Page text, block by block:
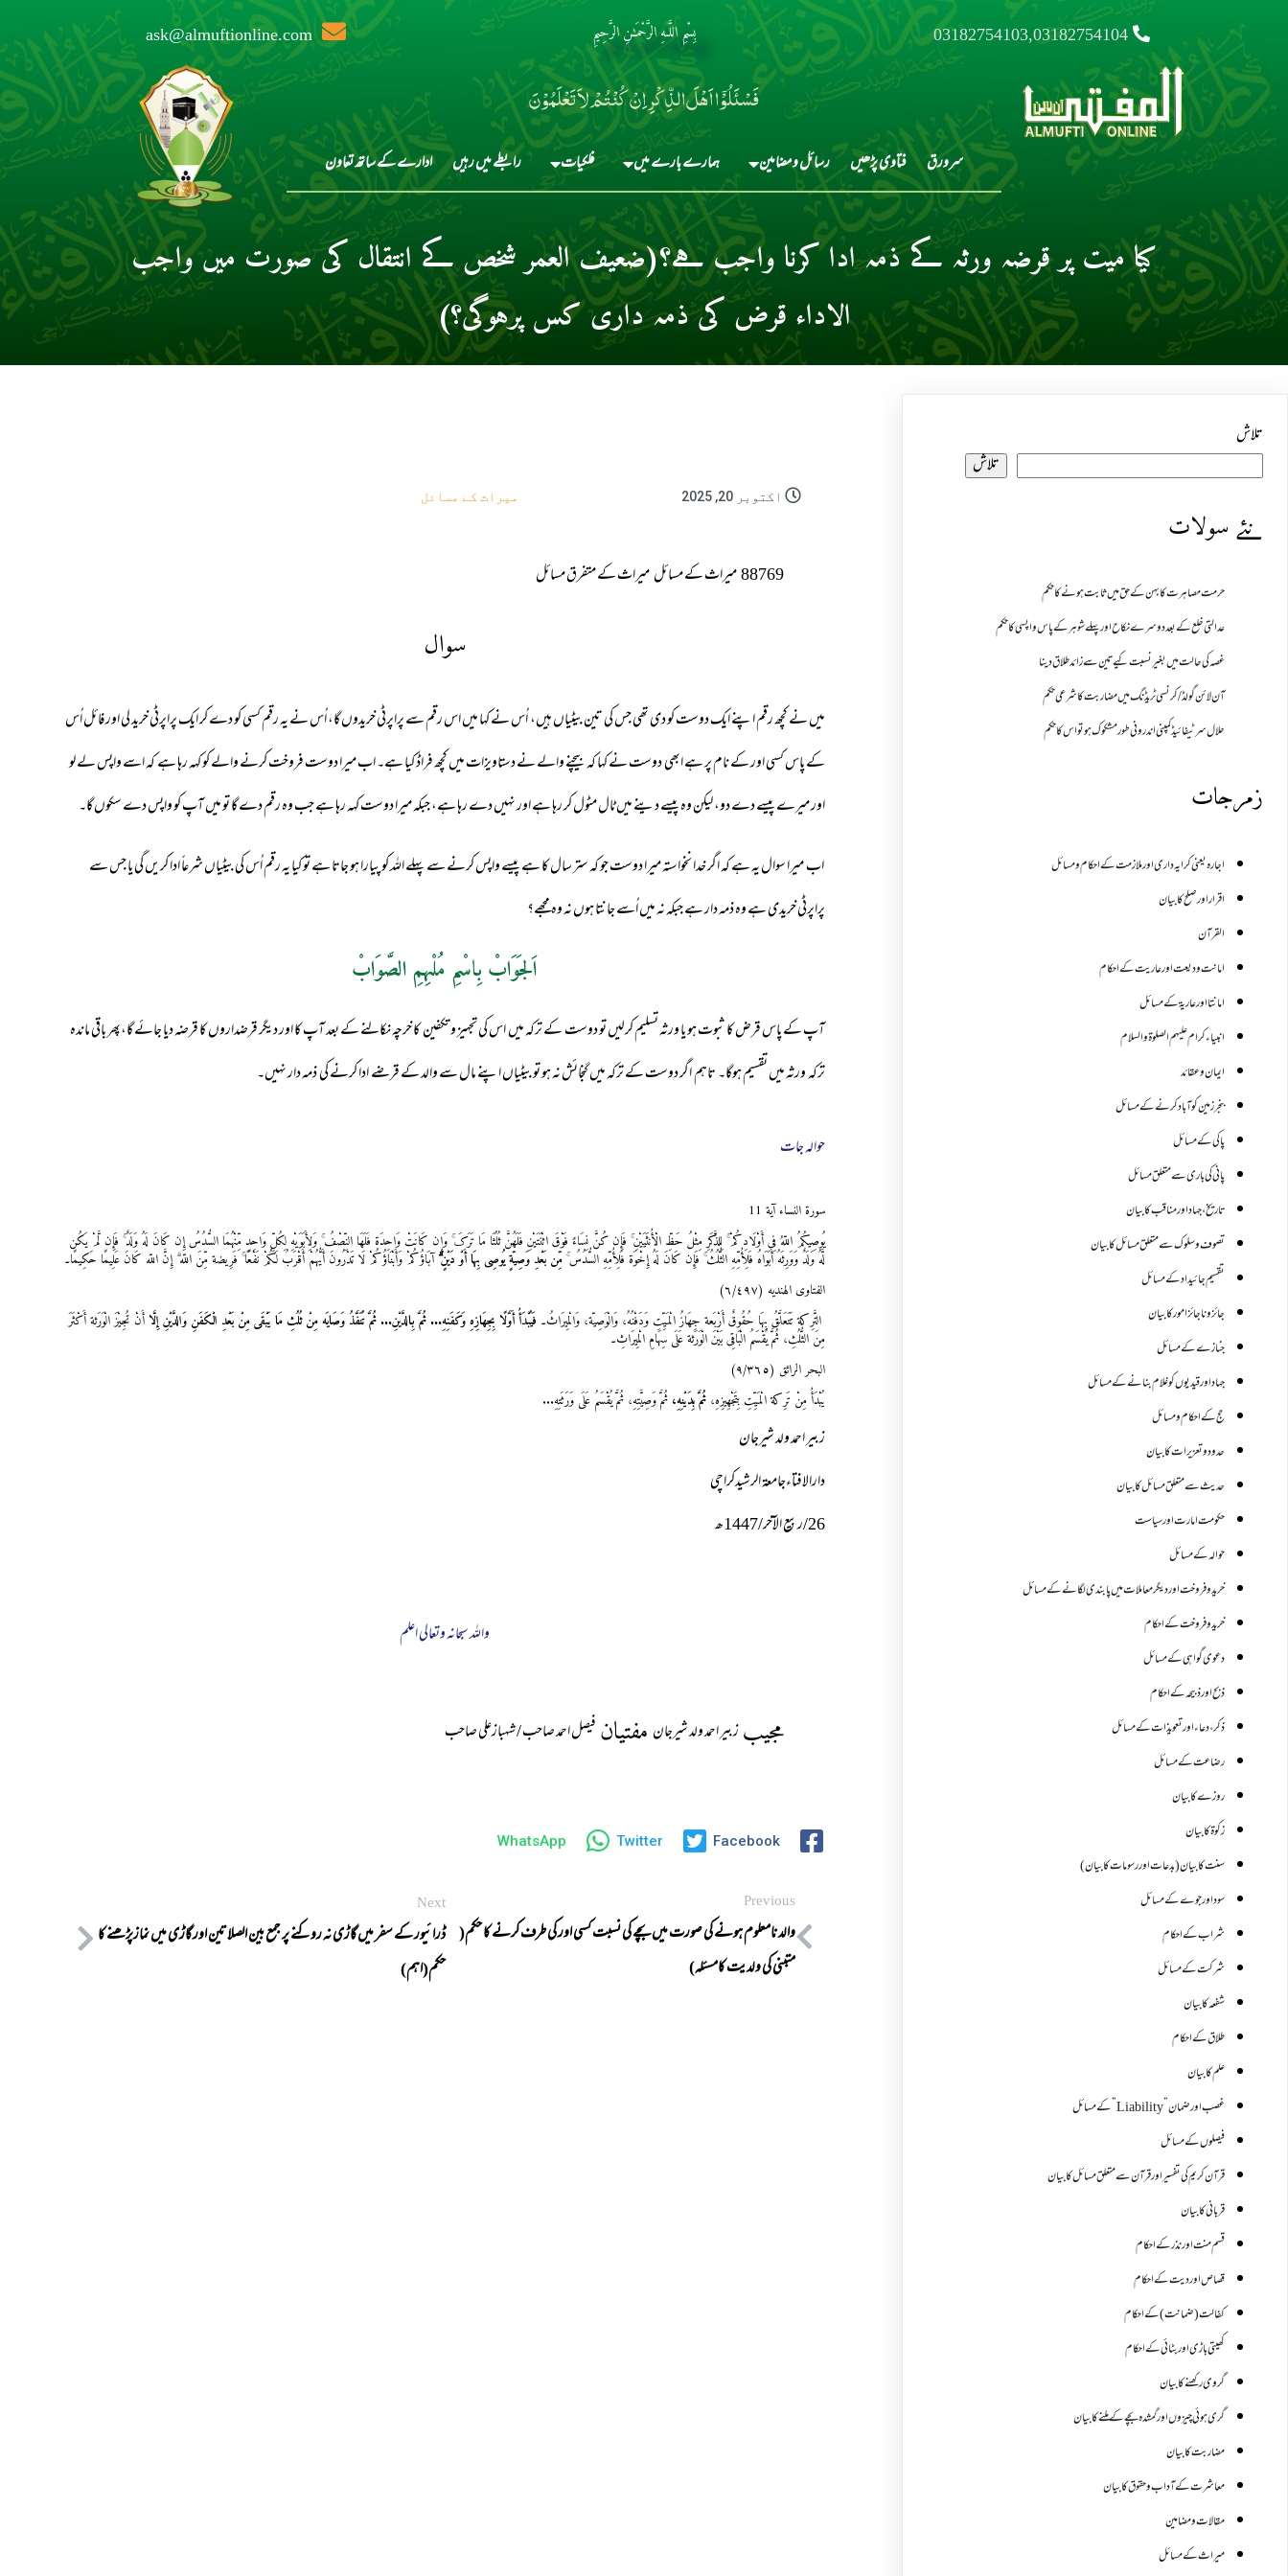
03182754103,03182754104 بِسْمِ اللَّـهِ الرَّحْمَـٰنِ الرَّحِيمِ ask@almuftionline.com
فَسْئَلُوْٓا اَہْلَ الذِّکْرِ اِنْ کُنْتُمْ لاَ تَعْلَمُوْنَ
سرورق فتاوی پڑھیں رسائل و مضامین ہمارے بارے میں فلکیات رابطے میں رہیں ادارے کے ساتھ تعاون
کیا میت پر قرضہ ورثہ کے ذمہ ادا کرنا واجب ہے؟(ضعیف العمر شخص کے انتقال کی صورت میں واجب
الاداء قرض کی ذمہ داری کس پرہوگی؟)
اکتوبر 20, 2025 میراث کے مسائل
88769میراث کے مسائلمیراث کے متفرق مسائل
سوال
میں نے کچھ رقم اپنے ایک دوست کو دی تھی جس کی تین بیٹیاں ہیں، اُس نے کہا میں اس رقم سے پراپرٹی خریدوں گا، اُس نے یہ رقم کسی کو دے کر ایک پراپرٹی خرید لی اور فائل اُس
کے پاس کسی اور کے نام پر ہے ابھی دوست نے کہا کہ بیچنے والے نے دستاویزات میں کچھ فراڈ کیا ہے۔ اب میرا دوست فروخت کرنے والے کو کہہ رہا ہے کہ اسے واپس لے لو
اور میرے پیسے دے دو، لیکن وہ پیسے دینے میں ٹال مٹول کر رہا ہے اور نہیں دے رہا ہے، جبکہ میرا دوست کہہ رہا ہے جب وہ رقم دے گا تو میں آپ کو واپس دے سکوں گا۔
اب میرا سوال یہ ہے کہ اگر خدا نخواستہ میرا دوست جو کہ ستر سال کا ہے پیسے واپس کرنے سے پہلے اللہ کو پیارا ہو جاتا ہے تو کیا یہ رقم اُس کی بیٹیاں شرعاً ادا کریں گی یا جس سے
پراپرٹی خریدی ہے وہ ذمہ دار ہے جبکہ نہ میں اُسے جانتا ہوں نہ وہ مجھے؟
اَلجَوَابْ بِاسْمِ مُلْہِمِ الصَّوَابْ
آپ کے پاس قرض کا ثبوت ہو یا ورثہ تسلیم کرلیں تو دوست کے ترکہ میں اس کی تجہیز و تکفین کا خرچہ نکالنے کے بعد آپ کا اور دیگر قرضداروں کا قرضہ دیا جائے گا،پھر باقی ماندہ
ترکہ ورثہ میں تقسیم ہوگا۔ تاہم اگر دوست کے ترکہ میں گنجائش نہ ہو تو بیٹیاں اپنے مال سے والد کے قرضے ادا کرنے کی ذمہ دار نہیں۔
حوالہ جات
سورۃ النساء آية 11
یُوصِیکُمُ اللّهُ فِی أَوْلَادِکُمْ ۚ لِلذَّکَرِ مِثْلُ حَظِّ الْأُنثَیَیْنِ ۚ فَإِن کُنَّ نِسَاءً فَوْقَ اثْنَتَیْنِ فَلَهُنَّ ثُلُثَا مَا تَرَکَ ۚ وَإِن کَانَتْ وَاحِدَۃ فَلَهَا النِّصْفُ ۚ وَلِأَبَوَیْهِ لِکُلِّ وَاحِدٍ مِّنْهُمَا السُّدُسُ إِن کَانَ لَهُ وَلَدٌ ۚ فَإِن لَّمْ یَکُن
لَّهُ وَلَدٌ وَوَرِثَهُ أَبَوَاهُ فَلِأُمِّهِ الثُّلُثُ ۚ فَإِن کَانَ لَهُ إِخْوَۃ فَلِأُمِّهِ السُّدُسُ ۚمِّن بَعْدِ وَصِیّةٍ یُوصِی بِهَا أَوْ دَیْنٍ ۗآبَاؤُکُمْ وَأَبْنَاؤُکُمْ لَا تَدْرُونَ أَیُّهُمْ أَقْرَبُ لَکُمْ نَفْعًا ۚ فَرِیضة مِّنَ اللّه ۗ إِنَّ اللّه کَانَ عَلِیمًا حَکِیمًا۔
الفتاوی الهنديه (٦/٤٩٧)
التَّرِکة تَتَعَلَّقُ بِهَا حُقُوقٌ أَرْبَعة جِهَازُ الْمَیِّتِ وَدَفْنُهُ، وَالْوَصِیّة، وَالْمِیرَاثُ۔ فَیُبْدَأُ أَوَّلًا بِجِهَازِهِ وَکَفَنِهِ... ثُمَّ بِالدَّیْنِ... ثُمَّ تُنَفَّذُ وَصَایَه مِنْ ثُلُثِ مَا یَبْقَی مِنْ بَعْدِ الْکَفَنِ وَالدَّیْنِ إِلَّاأَنْ تُجِیْزَ الْوَرَثة أَکْثَرَ
مِنَ الثُّلُثِ، ثُمَّ یُقْسَمُ الْبَاقِی بَیْنَ الْوَرَثة عَلَی سِهَامِ الْمِیرَاثِ۔
البحر الرائق (٩/٣٦٥)
یُبْدَأُ مِنْ تَرِکة الْمَیِّتِ بِتَجْهِیزِهِ،ثُمَّ بِدَیْنِهِ، ثُمَّ وَصِیَّتِهِ، ثُمَّ یُقْسَمُ عَلَی وَرَثَتِهِ...
زبیر احمد ولد شیرجان
دارالافتاءجامعۃ الرشیدکراچی
26/ربیع الآخر/1447ھ
واللہ سبحانہ وتعالی اعلم
مجیبزبیر احمد ولد شیرجان مفتیان فیصل احمد صاحب / شہبازعلی صاحب
Facebook
Twitter
WhatsApp
Previous
والد نامعلوم ہونے کی صورت میں بچے کی نسبت کسی اور کی طرف کرنے کا حکم(
متبنی کی ولدیت کامسئلہ)
Next
ڈرائیور کے سفر میں گاڑی نہ روکنے پر جمع بین الصلاتین اور گاڑی میں نمازپڑھنے کا
حکم(اہم)
تلاش
تلاش
نئے سولات
حرمت مصاہرت کا بہن کے حق میں ثابت ہونے کا حکم
عدالتی خلع کے بعد دوسرے نکاح اور پہلے شوہر کے پاس واپسی کا حکم
غصہ کی حالت میں بغیر نسبت کیے تین سے زائد طلاق دینا
آن لائن گولڈ /کرنسی ٹریڈنگ میں مضاربت کا شرعی حکم
حلال سرٹیفائیڈ کمپنی اندرونی طور مشکوک ہو تو اس کا حکم
زمرجات
اجارہ یعنی کرایہ داری اور ملازمت کے احکام و مسائل
اقرار اور صلح کا بیان
القرآن
امانت ودیعت اورعاریت کے احکام
امانتا اور عاریة کے مسائل
انبیاء کرام علیہم الصلوۃ والسلام
ایمان وعقائد
بنجر زمین کو آباد کرنے کے مسائل
پاکی کے مسائل
پانی کی باری سے متعلق مسائل
تاریخ،جہاد اور مناقب کا بیان
تصوف و سلوک سے متعلق مسائل کا بیان
تقسیم جائیداد کے مسائل
جائز و ناجائزامور کا بیان
جنازے کےمسائل
جہاد اور قیدیوں کو غلام بنانے کے مسائل
حج کے احکام ومسائل
حدود و تعزیرات کا بیان
حدیث سے متعلق مسائل کا بیان
حکومت امارت اور سیاست
حوالہ کے مسائل
خرید و فروخت اور دیگر معاملات میں پابندی لگانے کے مسائل
خرید و فروخت کے احکام
دعوی گواہی کے مسائل
ذبح اور ذبیحہ کے احکام
ذکر،دعاء اور تعویذات کے مسائل
رضاعت کے مسائل
روزے کا بیان
زکوة کابیان
سنت کا بیان (بدعات اور رسومات کا بیان)
سود اور جوے کے مسائل
شراب کے احکام
شرکت کے مسائل
شفعہ کا بیان
طلاق کے احکام
علم کا بیان
غصب اورضمان”Liability” کے مسائل
فیصلوں کے مسائل
قرآن کریم کی تفسیر اور قرآن سے متعلق مسائل کا بیان
قربانی کا بیان
قسم منت اور نذر کے احکام
قصاص اور دیت کے احکام
کفالت (ضمانت) کے احکام
کھیتی باڑی اور بٹائی کے احکام
گروی رکھنے کا بیان
گری ہوئی چیزوں اورگمشدہ بچے کے ملنے کا بیان
مضاربت کا بیان
معاشرت کے آداب و حقوق کا بیان
مقالات ومضامین
میراث کے مسائل